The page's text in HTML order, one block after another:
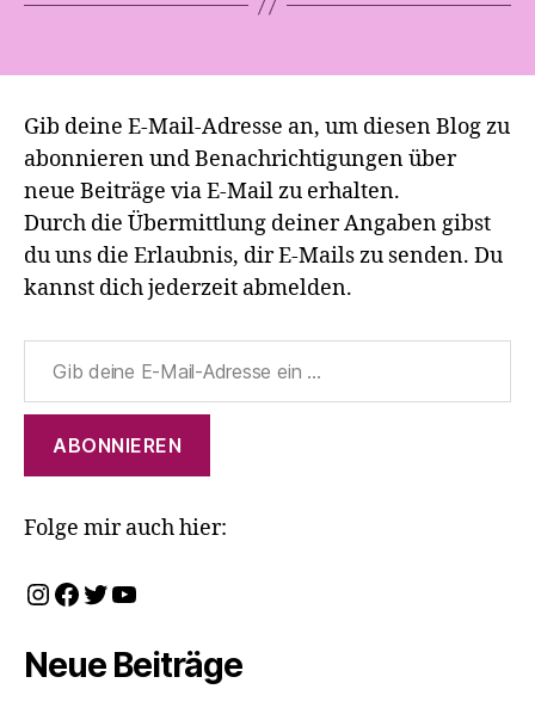
Gib deine E-Mail-Adresse an, um diesen Blog zu
abonnieren und Benachrichtigungen über
neue Beiträge via E-Mail zu erhalten.
Durch die Übermittlung deiner Angaben gibst
du uns die Erlaubnis, dir E-Mails zu senden. Du
kannst dich jederzeit abmelden.
Gib deine E-Mail-Adresse ein ...
ABONNIEREN
Folge mir auch hier:
Instagram
Facebook
Twitter
YouTube
Neue Beiträge